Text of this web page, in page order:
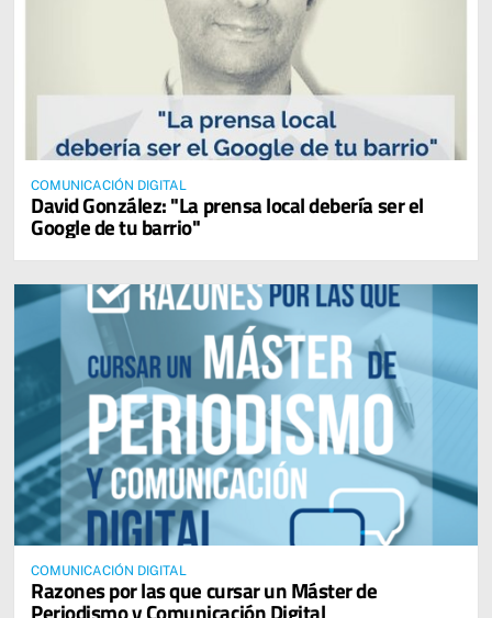
COMUNICACIÓN DIGITAL
David González: "La prensa local debería ser el
Google de tu barrio"
COMUNICACIÓN DIGITAL
Razones por las que cursar un Máster de